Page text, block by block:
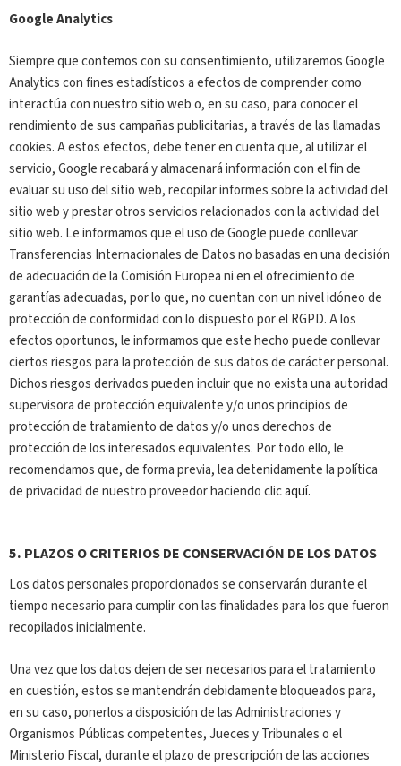
Google Analytics
Siempre que contemos con su consentimiento, utilizaremos Google
Analytics con fines estadísticos a efectos de comprender como
interactúa con nuestro sitio web o, en su caso, para conocer el
rendimiento de sus campañas publicitarias, a través de las llamadas
cookies. A estos efectos, debe tener en cuenta que, al utilizar el
servicio, Google recabará y almacenará información con el fin de
evaluar su uso del sitio web, recopilar informes sobre la actividad del
sitio web y prestar otros servicios relacionados con la actividad del
sitio web. Le informamos que el uso de Google puede conllevar
Transferencias Internacionales de Datos no basadas en una decisión
de adecuación de la Comisión Europea ni en el ofrecimiento de
garantías adecuadas, por lo que, no cuentan con un nivel idóneo de
protección de conformidad con lo dispuesto por el RGPD. A los
efectos oportunos, le informamos que este hecho puede conllevar
ciertos riesgos para la protección de sus datos de carácter personal.
Dichos riesgos derivados pueden incluir que no exista una autoridad
supervisora de protección equivalente y/o unos principios de
protección de tratamiento de datos y/o unos derechos de
protección de los interesados equivalentes. Por todo ello, le
recomendamos que, de forma previa, lea detenidamente la política
de privacidad de nuestro proveedor haciendo clicaquí.
5. PLAZOS O CRITERIOS DE CONSERVACIÓN DE LOS DATOS
Los datos personales proporcionados se conservarán durante el
tiempo necesario para cumplir con las finalidades para los que fueron
recopilados inicialmente.
Una vez que los datos dejen de ser necesarios para el tratamiento
en cuestión, estos se mantendrán debidamente bloqueados para,
en su caso, ponerlos a disposición de las Administraciones y
Organismos Públicas competentes, Jueces y Tribunales o el
Ministerio Fiscal, durante el plazo de prescripción de las acciones